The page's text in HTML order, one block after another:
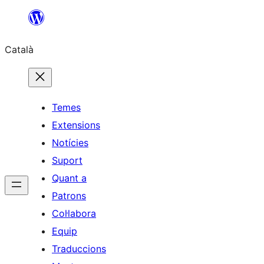
contingut
Català
Temes
Extensions
Notícies
Suport
Quant a
Patrons
Col·labora
Equip
Traduccions